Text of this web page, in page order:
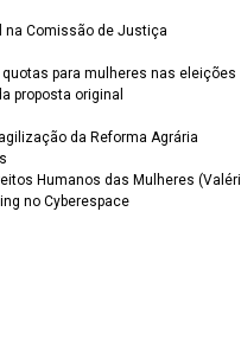
na Comissão de Justiça
para mulheres nas eleições
proposta original
da Reforma Agrária
Humanos das Mulheres
no Cyberespace